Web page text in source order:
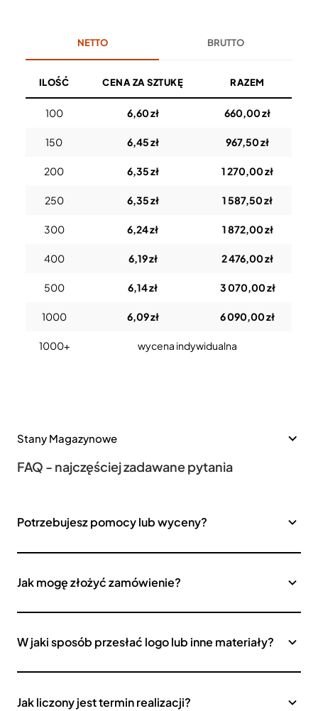
NETTO BRUTTO
ILOŚĆ CENA ZA SZTUKĘ RAZEM
100 6,60 zł 660,00 zł
150 6,45 zł 967,50 zł
200 6,35 zł 1 270,00 zł
250 6,35 zł 1 587,50 zł
300 6,24 zł 1 872,00 zł
400 6,19 zł 2 476,00 zł
500 6,14 zł 3 070,00 zł
1000 6,09 zł 6 090,00 zł
1000+ wycena indywidualna
Stany Magazynowe
FAQ - najczęściej zadawane pytania
Potrzebujesz pomocy lub wyceny?
Jak mogę złożyć zamówienie?
W jaki sposób przesłać logo lub inne materiały?
Jak liczony jest termin realizacji?